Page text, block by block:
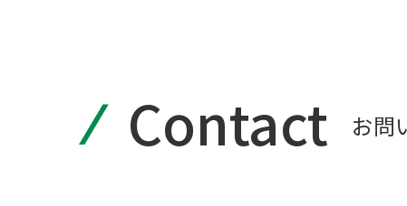
Contact お問